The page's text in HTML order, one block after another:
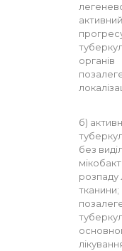
активний,
органів
б)
без
розпаду
тканини;